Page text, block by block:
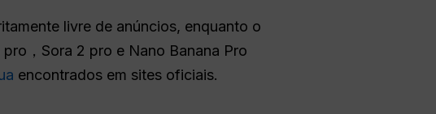
livre de anúncios, enquanto o
pro，Sora 2 pro e Nano Banana Pro
encontrados em sites oficiais.